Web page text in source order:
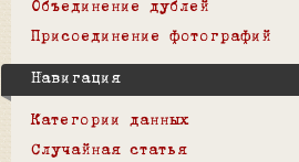
Объединение дублей
Присоединение фотографий
Навигация
Категории данных
Случайная статья